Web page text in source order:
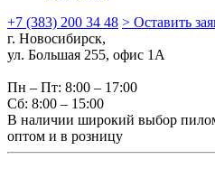
+7 (383) 200 34 48 > Оставить
г. Новосибирск,
ул. Большая 255, офис 1А
Пн – Пт: 8:00 – 17:00
Сб: 8:00 – 15:00
В наличии широкий выбор
оптом и в розницу